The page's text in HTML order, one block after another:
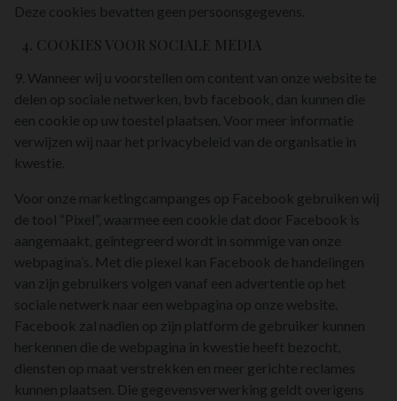
Deze cookies bevatten geen persoonsgegevens.
4. COOKIES VOOR SOCIALE MEDIA
9. Wanneer wij u voorstellen om content van onze website te
delen op sociale netwerken, bvb facebook, dan kunnen die
een cookie op uw toestel plaatsen. Voor meer informatie
verwijzen wij naar het privacybeleid van de organisatie in
kwestie.
Voor onze marketingcampanges op Facebook gebruiken wij
de tool “Pixel”, waarmee een cookie dat door Facebook is
aangemaakt, geïntegreerd wordt in sommige van onze
webpagina’s. Met die piexel kan Facebook de handelingen
van zijn gebruikers volgen vanaf een advertentie op het
sociale netwerk naar een webpagina op onze website.
Facebook zal nadien op zijn platform de gebruiker kunnen
herkennen die de webpagina in kwestie heeft bezocht,
diensten op maat verstrekken en meer gerichte reclames
kunnen plaatsen. Die gegevensverwerking geldt overigens